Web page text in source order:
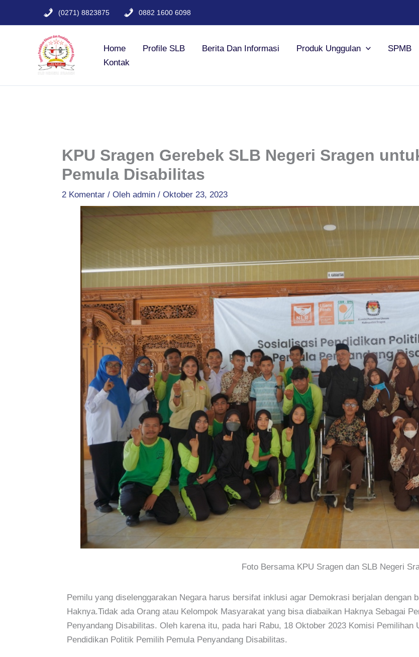
(0271) 8823875 0882 1600 6098
Home Profile SLB Berita Dan Informasi Produk Unggulan SPMB
Kontak
KPU Sragen Gerebek SLB Negeri Sragen
Pemula Disabilitas
2 Komentar / Oleh admin / Oktober 23, 2023
Foto Bersama KPU Sragen dan SLB Negeri
Pemilu yang diselenggarakan Negara harus bersifat inklusi agar Demokrasi berjalan dengan
Haknya.Tidak ada Orang atau Kelompok Masyarakat yang bisa diabaikan Haknya Sebagai
Penyandang Disabilitas. Oleh karena itu, pada hari Rabu, 18 Oktober 2023 Komisi
Pendidikan Politik Pemilih Pemula Penyandang Disabilitas.